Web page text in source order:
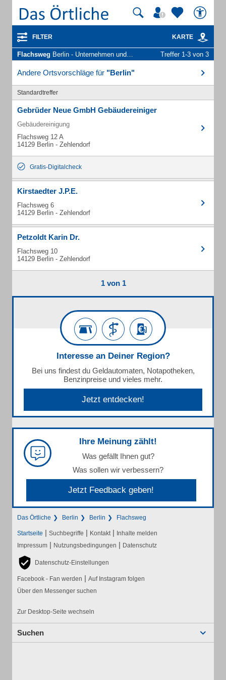
FILTER KARTE
Flachsweg Berlin - Unternehmen und Personen Treffer 1-3 von 3
Andere Ortsvorschläge für "Berlin"
Standardtreffer
Gebrüder Neue GmbH Gebäudereiniger
Gebäudereinigung
Flachsweg 12 A
14129 Berlin - Zehlendorf
Gratis-Digitalcheck
Kirstaedter J.P.E.
Flachsweg 6
14129 Berlin - Zehlendorf
Petzoldt Karin Dr.
Flachsweg 10
14129 Berlin - Zehlendorf
1 von 1
Interesse an Deiner Region?
Bei uns findest du Geldautomaten, Notapotheken,
Benzinpreise und vieles mehr.
Jetzt entdecken!
Ihre Meinung zählt!
Was gefällt Ihnen gut?
Was sollen wir verbessern?
Jetzt Feedback geben!
Das Örtliche Berlin Berlin Flachsweg
Startseite | Suchbegriffe | Kontakt | Inhalte melden
Impressum | Nutzungsbedingungen | Datenschutz
Datenschutz-Einstellungen
Facebook - Fan werden | Auf Instagram folgen
Über den Messenger suchen
Zur Desktop-Seite wechseln
Suchen